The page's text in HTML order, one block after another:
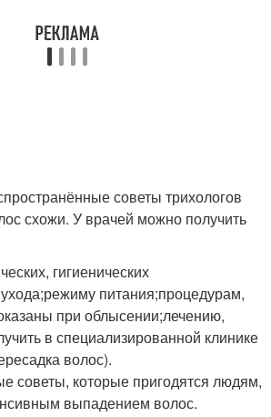
советы трихологов
схожи. У врачей можно получить
гигиенических
питания;процедурам,
при облысении;лечению,
в специализированной клинике
волос).
советы, которые пригодятся людям,
выпадением волос.